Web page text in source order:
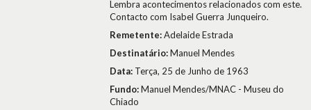
Lembra acontecimentos relacionados com este.
Contacto com Isabel Guerra Junqueiro.
Remetente:Adelaide Estrada
Destinatário:Manuel Mendes
Data: Terça, 25 de Junho de 1963
Fundo:Manuel Mendes/MNAC - Museu do
Chiado